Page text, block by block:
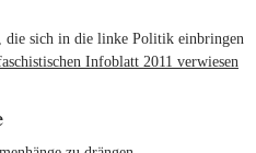
die sich in die linke Politik einbringen
Infoblatt 2011 verwiesen